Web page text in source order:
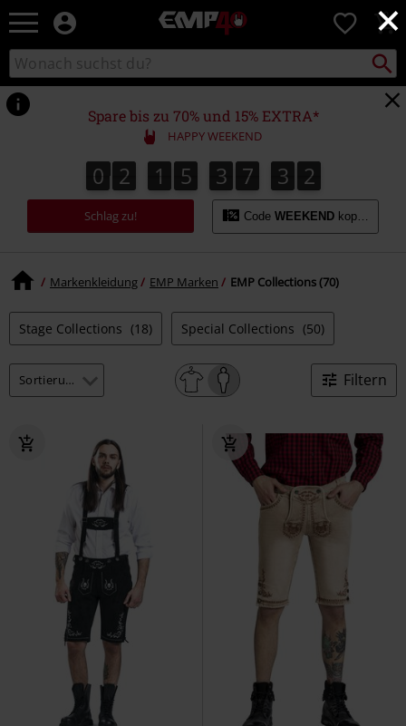
×
EMP
Merchandise
-
Shop
Rock
&
Entertainment
0
Katalog
durchsuchen
suchen
Spare bis zu 70% und 15% EXTRA*
HAPPY WEEKEND
0
0 2
2 1
1 5
5 3
3 7
7 3
3 9
0
9
1
0
Schlag zu! Code WEEKEND kopieren
Markenkleidung EMP Marken EMP Collections (70)
Stage Collections (18) Special Collections (50)
Filtern